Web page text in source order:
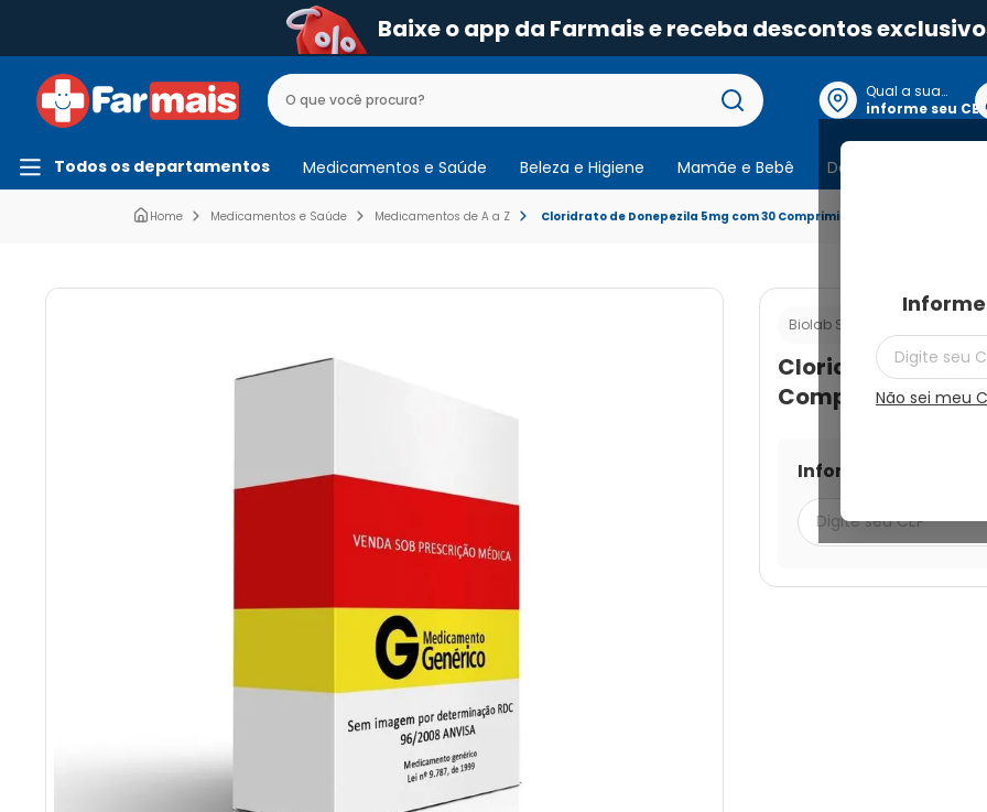
Baixe o app da Farmais e receba descontos
Qual a sua
localização?
informe seu CEP
Não sei meu
Todos os departamentos Medicamentos e Saúde Beleza e Higiene Mamãe e Bebê Dermocosmeticos
Medicamentos e Saúde Medicamentos de A a Z Cloridrato de Donepezila 5mg com 30 Comprimidos Revestidos
Biolab Sanus
Cloridrato de
Comprimidos
Informe seu CEP